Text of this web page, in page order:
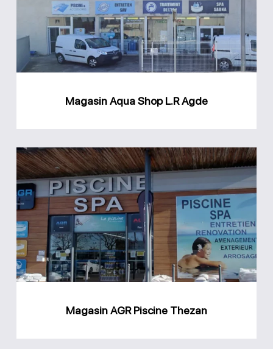
L.R
Agde
Magasin Aqua Shop L.R Agde
Magasin
AGR
Piscine
Thezan
Magasin AGR Piscine Thezan